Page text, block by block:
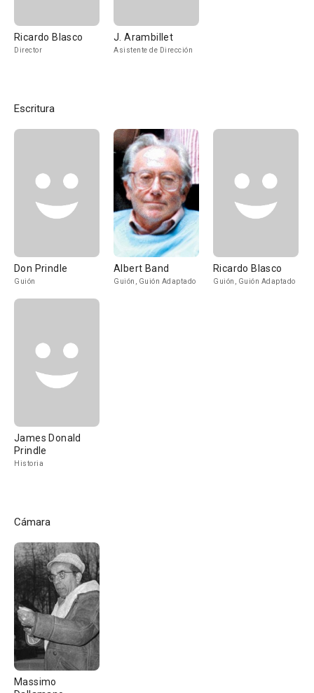
Ricardo Blasco
Director
J. Arambillet
Asistente de Dirección
Escritura
Don Prindle
Guión
Albert Band
Guión, Guión Adaptado
Ricardo Blasco
Guión, Guión Adaptado
James Donald
Prindle
Historia
Cámara
Massimo